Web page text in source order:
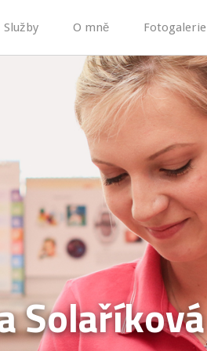
Služby O mně Fotogalerie
Solaříková